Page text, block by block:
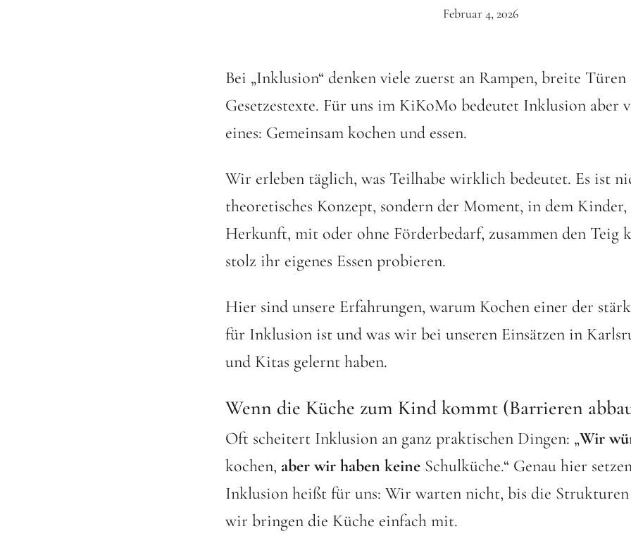
Februar 4, 2026
Bei „Inklusion“ denken viele zuerst an Rampen, breite Türen
Gesetzestexte. Für uns im KiKoMo bedeutet Inklusion aber
eines: Gemeinsam kochen und essen.
Wir erleben täglich, was Teilhabe wirklich bedeutet. Es ist
theoretisches Konzept, sondern der Moment, in dem Kinder,
Herkunft, mit oder ohne Förderbedarf, zusammen den Teig
stolz ihr eigenes Essen probieren.
Hier sind unsere Erfahrungen, warum Kochen einer der
für Inklusion ist und was wir bei unseren Einsätzen in
und Kitas gelernt haben.
Wenn die Küche zum Kind kommt (Barrieren
Oft scheitert Inklusion an ganz praktischen Dingen: „Wir
kochen, aber wir haben keineSchulküche.“ Genau hier
Inklusion heißt für uns: Wir warten nicht, bis die
wir bringen die Küche einfach mit.